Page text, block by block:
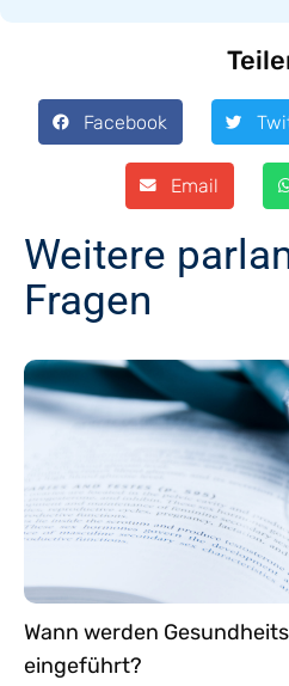
Facebook
Email
Weitere
Fragen
Wann werden
eingeführt?